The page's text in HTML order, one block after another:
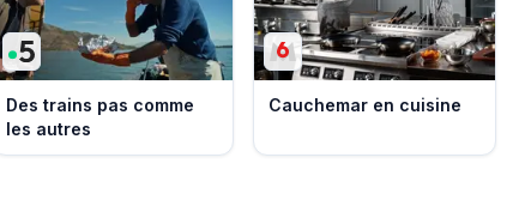
Des trains pas comme
les autres
Cauchemar en cuisine